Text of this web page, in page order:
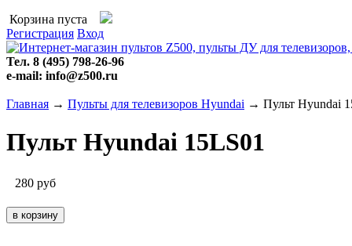
Корзина пуста
Регистрация Вход
Тел. 8 (495) 798-26-96
e-mail: info@z500.ru
Главная → Пульты для телевизоров Hyundai → Пульт Hyundai
Пульт Hyundai 15LS01
280 руб